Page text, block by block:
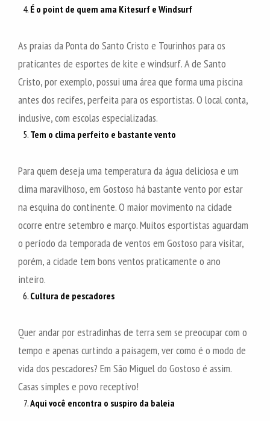
É o point de quem ama Kitesurf e Windsurf
As praias da Ponta do Santo Cristo e Tourinhos para os
praticantes de esportes de kite e windsurf. A de Santo
Cristo, por exemplo, possui uma área que forma uma piscina
antes dos recifes, perfeita para os esportistas. O local conta,
inclusive, com escolas especializadas.
Tem o clima perfeito e bastante vento
Para quem deseja uma temperatura da água deliciosa e um
clima maravilhoso, em Gostoso há bastante vento por estar
na esquina do continente. O maior movimento na cidade
ocorre entre setembro e março. Muitos esportistas aguardam
o período da temporada de ventos em Gostoso para visitar,
porém, a cidade tem bons ventos praticamente o ano
inteiro.
Cultura de pescadores
Quer andar por estradinhas de terra sem se preocupar com o
tempo e apenas curtindo a paisagem, ver como é o modo de
vida dos pescadores? Em São Miguel do Gostoso é assim.
Casas simples e povo receptivo!
Aqui você encontra o suspiro da baleia